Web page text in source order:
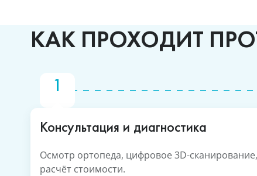
КАК ПРОХОДИТ
Консультация и диагностика
Осмотр ортопеда, цифровое 3D-
расчёт стоимости.